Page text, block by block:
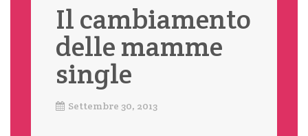
Il cambiamento
delle mamme
single
Settembre 30, 2013